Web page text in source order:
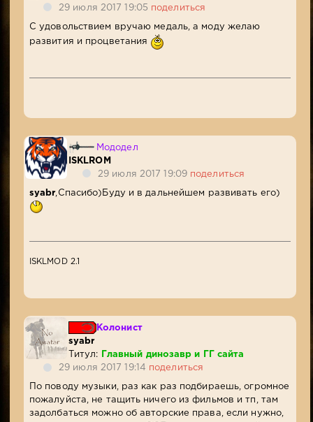
29 июля 2017 19:05 поделиться
С удовольствием вручаю медаль, а моду желаю
развития и процветания
Мододел
ISKLROM
29 июля 2017 19:09 поделиться
syabr ,Спасибо)Буду и в дальнейшем развивать его)
ISKLMOD 2.1
Колонист
syabr
Титул:
Главный динозавр и ГГ сайта
29 июля 2017 19:14
поделиться
По поводу музыки, раз как раз подбираешь, огромное
пожалуйста, не тащить ничего из фильмов и тп, там
задолбаться можно об авторские права, если нужно,